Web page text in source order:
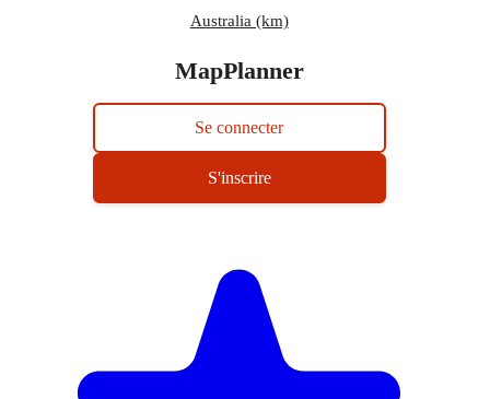
Australia (km)
MapPlanner
Se connecter
S'inscrire